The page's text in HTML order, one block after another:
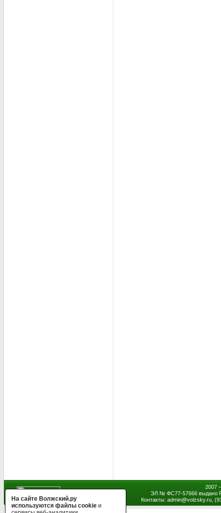
2007
ЭЛ № ФС77-57666 выдано
Контакты: admin@volzsky.ru,
На сайте Волжский.ру
используются файлы cookie и